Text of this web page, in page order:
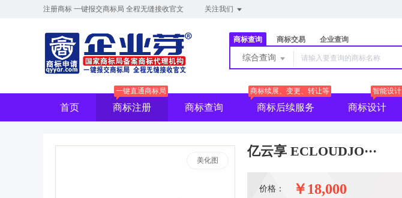
注册商标 一键报交商标局 全程无缝接收官文 关注我们
商标查询 商标交易 企业查询
综合查询
首页 商标注册
一键直通商标局
商标查询 商标后续服务
商标续展、变更、转让等
商标设计
智能设计
美化图
亿云享 ECLOUDJO···
价格： ￥18,000